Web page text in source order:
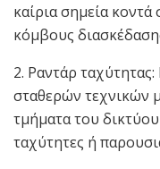
καίρια σημεία κοντά
κόμβους
2. Ραντάρ
σταθερών τεχνικών
τμήματα του
ταχύτητες ή